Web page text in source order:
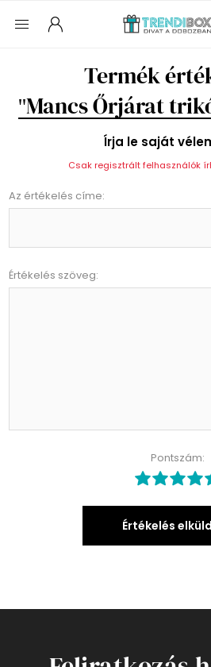
Termék
Mancs Őrjárat
Írja le saját
Csak regisztrált felhasználók
Az értékelés címe:
Értékelés szöveg:
Pontszám:
Értékelés